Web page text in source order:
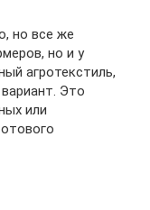
но все же
но и у
агротекстиль,
Это
или